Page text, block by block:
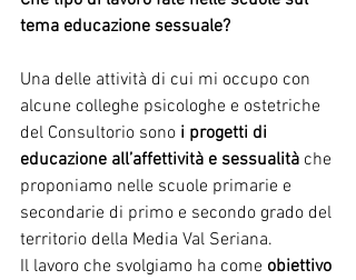
tema educazione sessuale?
Una delle attività di cui mi occupo con
alcune colleghe psicologhe e ostetriche
del Consultorio sono i progetti di
educazione all’affettività e sessualità che
proponiamo nelle scuole primarie e
secondarie di primo e secondo grado del
territorio della Media Val Seriana.
Il lavoro che svolgiamo ha come obiettivo